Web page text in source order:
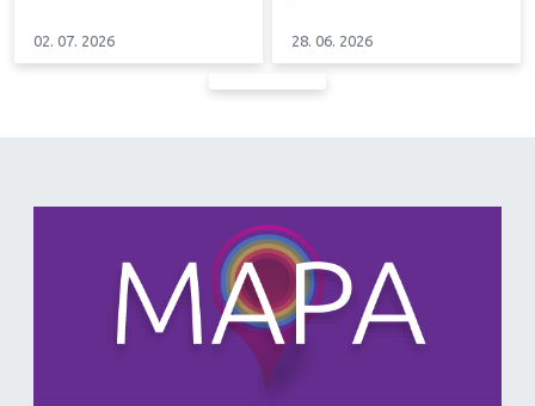
02. 07. 2026 28. 06. 2026